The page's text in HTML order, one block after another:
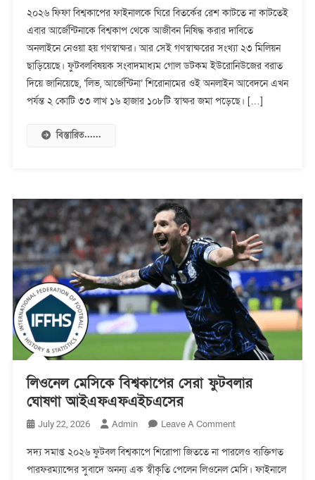
বিশ্বকাপ
থেকে
আজীবন
বহিষ্কারের
জন্য
নেওয়া
২০২৬ ফিফা বিশ্বকাপের ফাইনালকে ঘিরে বিতর্কের রেশ কাটতে না কাটতেই
এবার আর্জেন্টিনাকে বিশ্বকাপ থেকে আজীবন নিষিদ্ধ করার দাবিতে
অনলাইনে নেওয়া হয় গণস্বাক্ষর। আর সেই গণস্বাক্ষরের সংখ্যা ২৩ মিলিয়ন
ছাড়িয়েছে। ফুটবলবিষয়ক সংবাদমাধ্যম গোল ডটকম ইউরোনিউজের বরাত
দিয়ে জানিয়েছে, ‘লিভ, আর্জেন্টিনা’ শিরোনামের ওই অনলাইন আবেদনে এখন
পর্যন্ত ২ কোটি ৩৩ লাখ ১৬ হাজার ১০৮টি স্বাক্ষর জমা পড়েছে। […]
বিস্তারিত......
লিওনেল মেসিকে বিশ্বকাপের সেরা ফুটবলার
ঘোষণা আইএফএফএইচএসের
July 22, 2026 Admin Leave A CommentOn
মেসিকে
বিশ্বকাপের
সদ্য সমাপ্ত ২০২৬ ফুটবল বিশ্বকাপে শিরোপা জিততে না পারলেও ব্যক্তিগত
পারফরম্যান্সের সুবাদে অনন্য এক স্বীকৃতি পেলেন লিওনেল মেসি। ফাইনালে